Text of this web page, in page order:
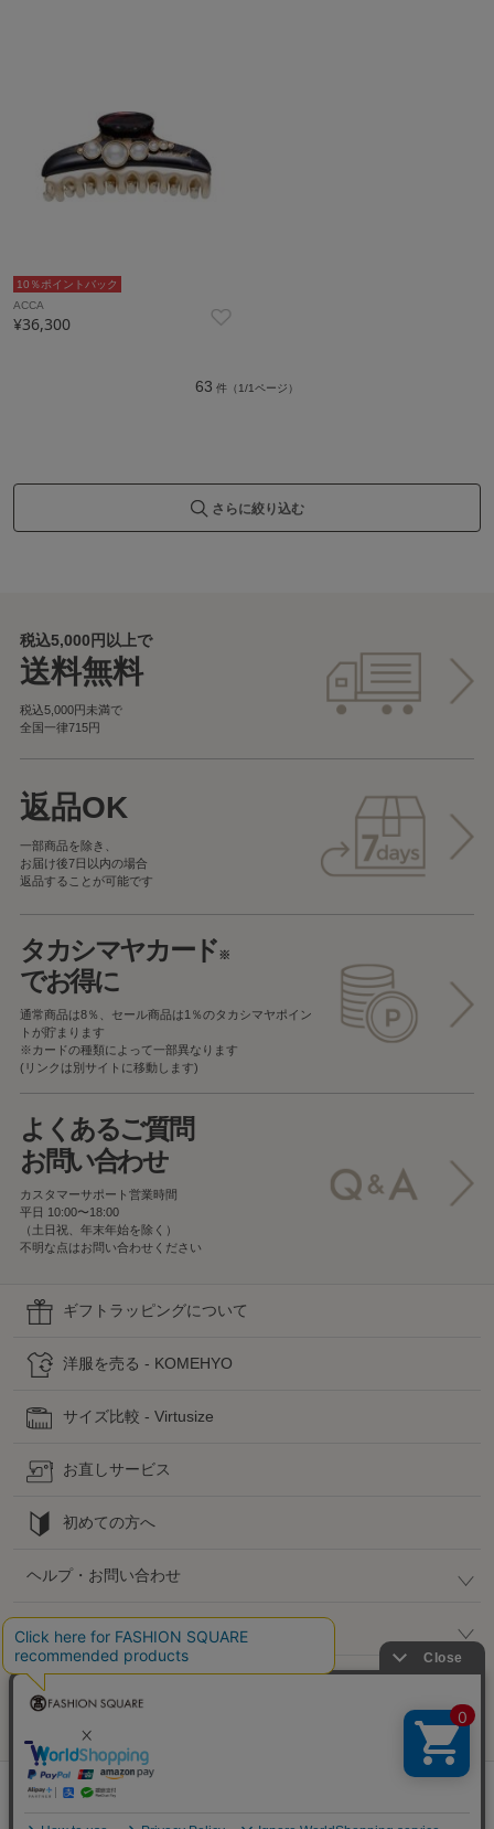
10％ポイントバック
ACCA
¥36,300
63 件（1/1ページ）
さらに絞り込む
税込5,000円以上で
送料無料
税込5,000円未満で
全国一律715円
返品OK
一部商品を除き、
お届け後7日以内の場合
返品することが可能です
タカシマヤカード※
でお得に
通常商品は8％、セール商品は1％のタカシマヤポイン
トが貯まります
※カードの種類によって一部異なります
(リンクは別サイトに移動します)
よくあるご質問
お問い合わせ
カスタマーサポート営業時間
平日 10:00〜18:00
（土日祝、年末年始を除く）
不明な点はお問い合わせください
ギフトラッピングについて
洋服を売る - KOMEHYO
サイズ比較 - Virtusize
お直しサービス
初めての方へ
ヘルプ・お問い合わせ
高島屋でのお買い物
公式SNS
企業情報 / 規約 / 採用情報